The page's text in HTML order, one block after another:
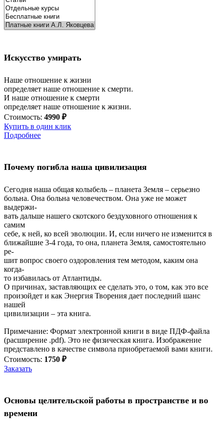
Искусство умирать
Наше отношение к жизни
определяет наше отношение к смерти.
И наше отношение к смерти
определяет наше отношение к жизни.
Стоимость: 4990 ₽
Купить в один клик
Подробнее
Почему погибла наша цивилизация
Сегодня наша общая колыбель – планета Земля – серьезно
больна. Она больна человечеством. Она уже не может
выдержи-
вать дальше нашего скотского бездуховного отношения к
самим
себе, к ней, ко всей эволюции. И, если ничего не изменится в
ближайшие 3-4 года, то она, планета Земля, самостоятельно
ре-
шит вопрос своего оздоровления тем методом, каким она
когда-
то избавилась от Атлантиды.
О причинах, заставляющих ее сделать это, о том, как это все
произойдет и как Энергия Творения дает последний шанс
нашей
цивилизации – эта книга.
Примечание: Формат электронной книги в виде ПДФ-файла
(расширение .pdf). Это не физическая книга. Изображение
представлено в качестве символа приобретаемой вами книги.
Стоимость: 1750 ₽
Заказать
Основы целительской работы в пространстве и во
времени